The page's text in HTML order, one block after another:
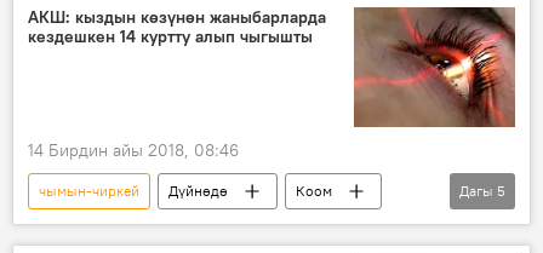
Кытай
радар
АКШ: кыздын көзүнөн жаныбарларда
кездешкен 14 куртту алып чыгышты
14 Бирдин айы 2018, 08:46
чымын-чиркей Дүйнөдө
Коом
Жаңылыктар
АКШ
мите
Дагы 5